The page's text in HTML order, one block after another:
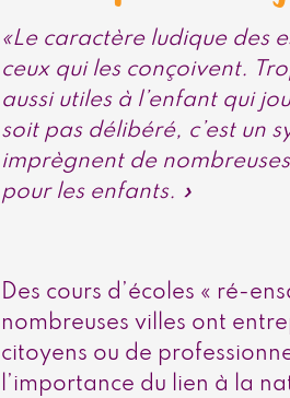
«Le caractère ludique des
ceux qui les conçoivent.
aussi utiles à l’enfant qui
soit pas délibéré, c’est un
imprègnent de
pour les enfants. »
Des cours d’écoles « ré-
nombreuses villes ont
citoyens ou de
l’importance du lien à la